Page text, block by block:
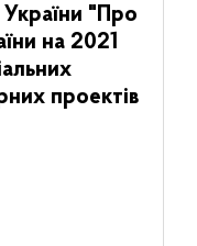
України "Про
на 2021
проектів